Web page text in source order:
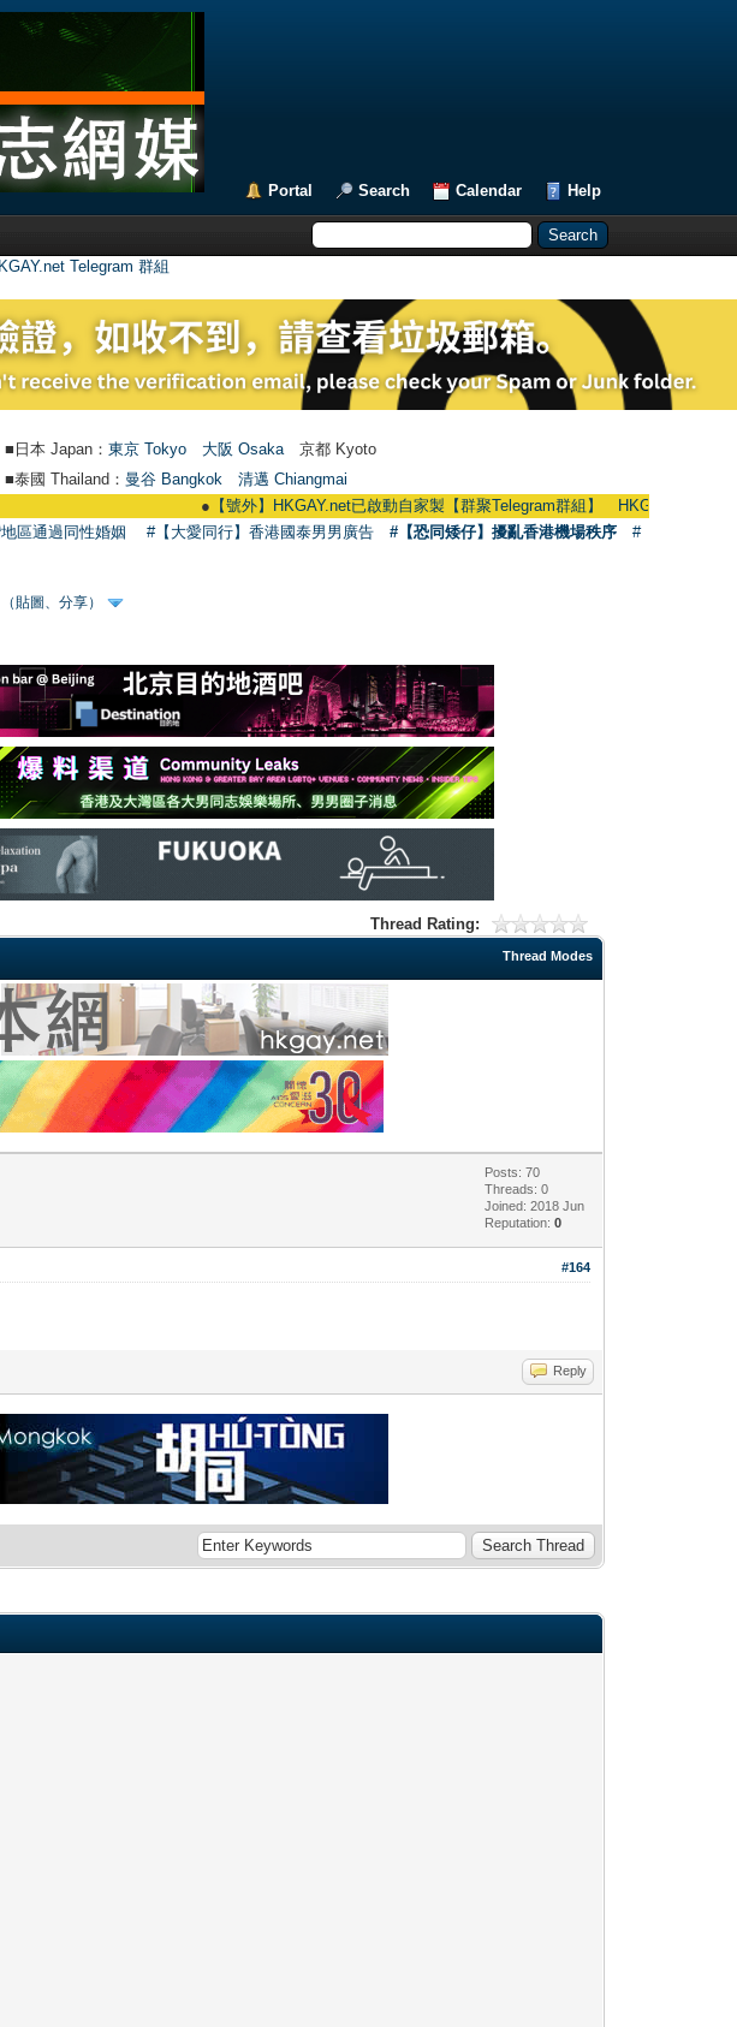
Portal Search Calendar Help
Telegram 群組
■日本 Japan： 東京 Tokyo 大阪 Osaka 京都 Kyoto
■泰國 Thailand： 曼谷 Bangkok
清邁 Chiangmai
【號外】HKGAY.net已啟動自家製【群聚Telegram群組】 HKGAY.net has already
區通過同性婚姻 #【大愛同行】香港國泰男男廣告 #【恐同矮仔】擾亂香港機場秩序
#
貼圖、分享）
Thread Rating:
Thread Modes
Posts: 70
Threads: 0
Joined: 2018 Jun
Reputation:0
#164
Reply